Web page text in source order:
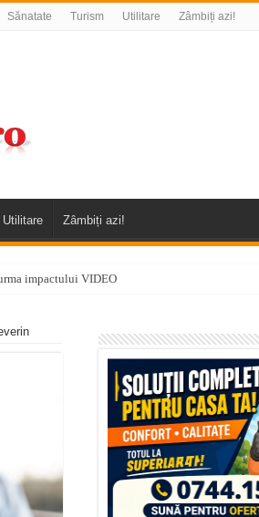
Sănatate Turism Utilitare Zâmbiți azi!
Utilitare Zâmbiți azi!
impactului VIDEO